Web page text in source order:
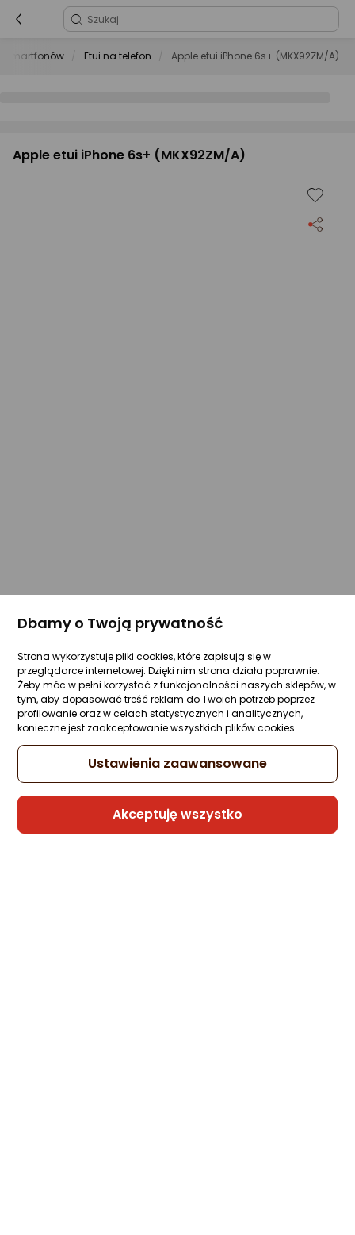
smartfonów Etui na telefon Apple etui iPhone 6s+ (MKX92ZM/A)
Apple etui iPhone 6s+ (MKX92ZM/A)
Dbamy o Twoją prywatność
Strona wykorzystuje pliki cookies, które zapisują się w
przeglądarce internetowej. Dzięki nim strona działa poprawnie.
Żeby móc w pełni korzystać z funkcjonalności naszych sklepów, w
tym, aby dopasować treść reklam do Twoich potrzeb poprzez
profilowanie oraz w celach statystycznych i analitycznych,
konieczne jest zaakceptowanie wszystkich plików cookies.
Ustawienia zaawansowane
Akceptuję wszystko